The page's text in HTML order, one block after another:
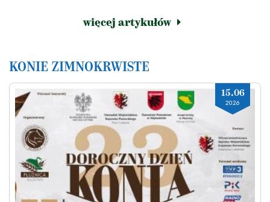
więcej artykułów
KONIE ZIMNOKRWISTE
15.06
2026